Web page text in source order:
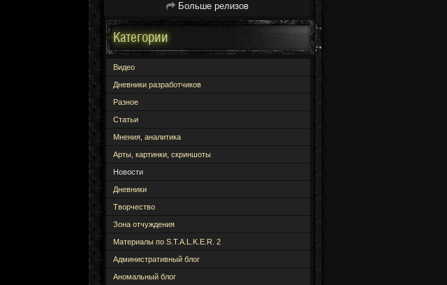
Больше релизов
Категории
Видео
Дневники разработчиков
Разное
Статьи
Мнения, аналитика
Арты, картинки, скриншоты
Новости
Дневники
Творчество
Зона отчуждения
Материалы по S.T.A.L.K.E.R. 2
Административный блог
Аномальный блог